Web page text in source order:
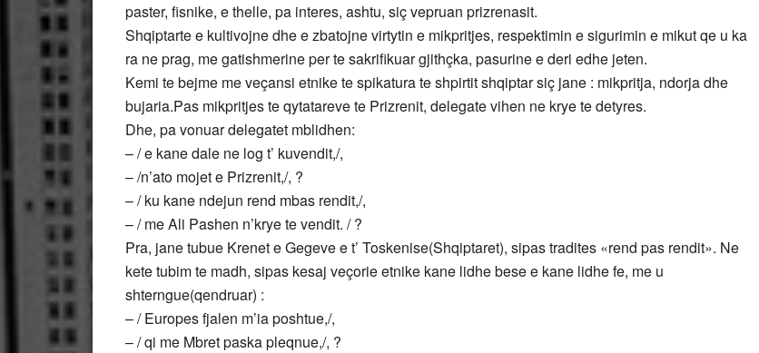
paster, fisnike, e thelle, pa interes, ashtu, siç vepruan prizrenasit.
Shqiptarte e kultivojne dhe e zbatojne virtytin e mikpritjes, respektimin e sigurimin e mikut qe u ka
ra ne prag, me gatishmerine per te sakrifikuar gjithçka, pasurine e deri edhe jeten.
Kemi te bejme me veçansi etnike te spikatura te shpirtit shqiptar siç jane : mikpritja, ndorja dhe
bujaria.Pas mikpritjes te qytatareve te Prizrenit, delegate vihen ne krye te detyres.
Dhe, pa vonuar delegatet mblidhen:
– / e kane dale ne log t’ kuvendit,/,
– /n’ato mojet e Prizrenit,/, ?
– / ku kane ndejun rend mbas rendit,/,
– / me Ali Pashen n’krye te vendit. / ?
Pra, jane tubue Krenet e Gegeve e t’ Toskenise(Shqiptaret), sipas tradites «rend pas rendit». Ne
kete tubim te madh, sipas kesaj veçorie etnike kane lidhe bese e kane lidhe fe, me u
shterngue(qendruar) :
– / Europes fjalen m’ia poshtue,/,
– / qi me Mbret paska pleqnue,/, ?